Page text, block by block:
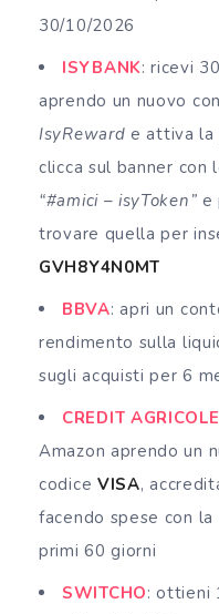
30/10/2026
ISYBANK: ricevi
aprendo un nuovo
IsyReward e attiva la
clicca sul banner
“#amici – isyToken” e
trovare quella per
GVH8Y4N0MT
BBVA: apri un
rendimento sulla
sugli acquisti per 6
CREDIT AGRICOLE
Amazon aprendo un
codice VISA,
facendo spese con
primi 60 giorni
SWITCHO: ottieni